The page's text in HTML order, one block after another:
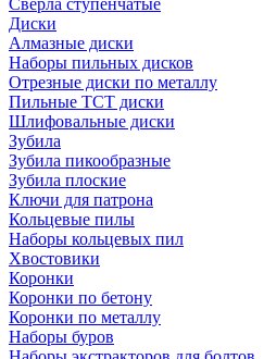
Сверла ступенчатые
Диски
Алмазные диски
Наборы пильных дисков
Отрезные диски по металлу
Пильные TCT диски
Шлифовальные диски
Зубила
Зубила пикообразные
Зубила плоские
Ключи для патрона
Кольцевые пилы
Наборы кольцевых пил
Хвостовики
Коронки
Коронки по бетону
Коронки по металлу
Наборы буров